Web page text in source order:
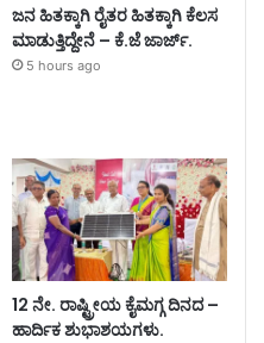
ಜನ ಹಿತಕ್ಕಾಗಿ ರೈತರ ಹಿತಕ್ಕಾಗಿ ಕೆಲಸ
ಮಾಡುತ್ತಿದ್ದೇನೆ – ಕೆ.ಜೆ ಜಾರ್ಜ್.
5 hours ago
12 ನೇ. ರಾಷ್ಟ್ರೀಯ ಕೈಮಗ್ಗ ದಿನದ –
ಹಾರ್ದಿಕ ಶುಭಾಶಯಗಳು.